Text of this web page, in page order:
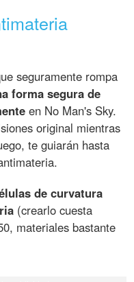
seguramente rompa
forma segura de
en No Man's Sky.
original mientras
te guiarán hasta
de curvatura
(crearlo cuesta
materiales bastante